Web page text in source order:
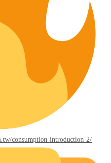
consumption-introduction-2/